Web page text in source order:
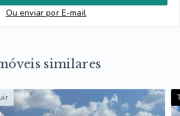
Ou enviar por E-mail
similares